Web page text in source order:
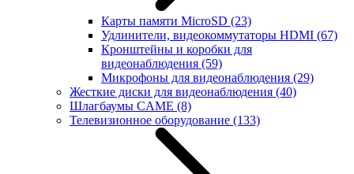
Карты памяти MicroSD (23)
Удлинители, видеокоммутаторы HDMI (67)
Кронштейны и коробки для
видеонаблюдения (59)
Микрофоны для видеонаблюдения (29)
Жесткие диски для видеонаблюдения (40)
Шлагбаумы CAME (8)
Телевизионное оборудование (133)